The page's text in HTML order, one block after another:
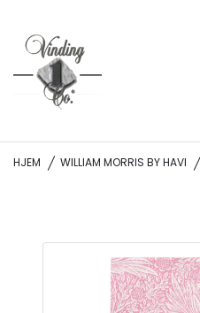
HJEM WILLIAM MORRIS BY HAVI